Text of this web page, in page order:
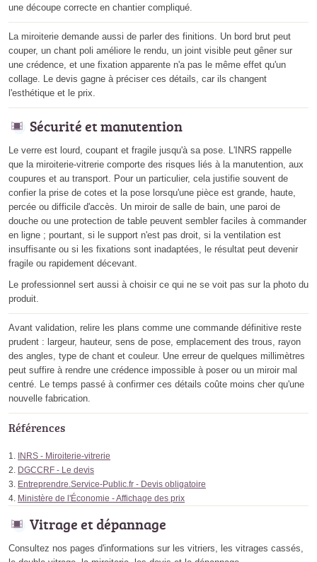
une découpe correcte en chantier compliqué.
La miroiterie demande aussi de parler des finitions. Un bord brut peut
couper, un chant poli améliore le rendu, un joint visible peut gêner sur
une crédence, et une fixation apparente n'a pas le même effet qu'un
collage. Le devis gagne à préciser ces détails, car ils changent
l'esthétique et le prix.
Sécurité et manutention
Le verre est lourd, coupant et fragile jusqu'à sa pose. L'INRS rappelle
que la miroiterie-vitrerie comporte des risques liés à la manutention, aux
coupures et au transport. Pour un particulier, cela justifie souvent de
confier la prise de cotes et la pose lorsqu'une pièce est grande, haute,
percée ou difficile d'accès. Un miroir de salle de bain, une paroi de
douche ou une protection de table peuvent sembler faciles à commander
en ligne ; pourtant, si le support n'est pas droit, si la ventilation est
insuffisante ou si les fixations sont inadaptées, le résultat peut devenir
fragile ou rapidement décevant.
Le professionnel sert aussi à choisir ce qui ne se voit pas sur la photo du
produit.
Avant validation, relire les plans comme une commande définitive reste
prudent : largeur, hauteur, sens de pose, emplacement des trous, rayon
des angles, type de chant et couleur. Une erreur de quelques millimètres
peut suffire à rendre une crédence impossible à poser ou un miroir mal
centré. Le temps passé à confirmer ces détails coûte moins cher qu'une
nouvelle fabrication.
Références
INRS - Miroiterie-vitrerie
DGCCRF - Le devis
Entreprendre.Service-Public.fr - Devis obligatoire
Ministère de l'Économie - Affichage des prix
Vitrage et dépannage
Consultez nos pages d'informations sur les vitriers, les vitrages cassés,